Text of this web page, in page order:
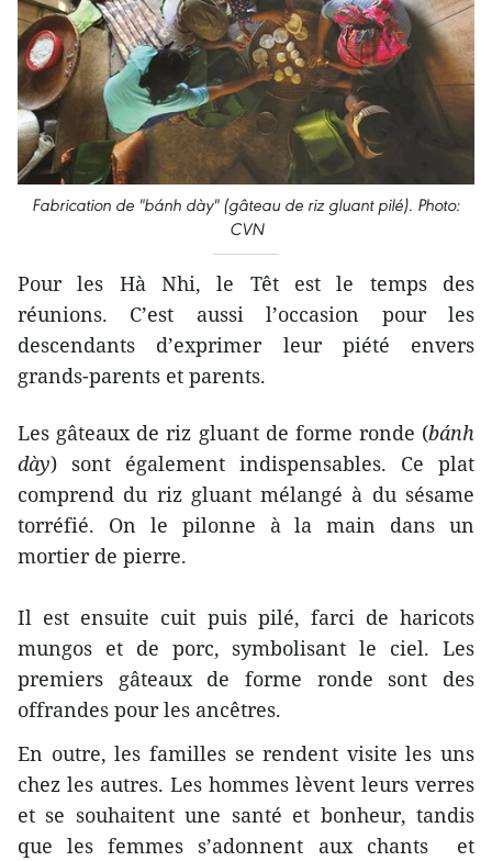
Fabrication de "bánh dày" (gâteau de riz gluant pilé). Photo:
CVN
Pour les Hà Nhi, le Têt est le temps des
réunions. C’est aussi l’occasion pour les
descendants d’exprimer leur piété envers
grands-parents et parents.
Les gâteaux de riz gluant de forme ronde (bánh
dày) sont également indispensables. Ce plat
comprend du riz gluant mélangé à du sésame
torréfié. On le pilonne à la main dans un
mortier de pierre.
Il est ensuite cuit puis pilé, farci de haricots
mungos et de porc, symbolisant le ciel. Les
premiers gâteaux de forme ronde sont des
offrandes pour les ancêtres.
En outre, les familles se rendent visite les uns
chez les autres. Les hommes lèvent leurs verres
et se souhaitent une santé et bonheur, tandis
que les femmes s’adonnent aux chants et